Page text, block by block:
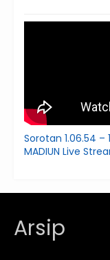
Sorotan 1.06.54 –
MADIUN Live
Arsip